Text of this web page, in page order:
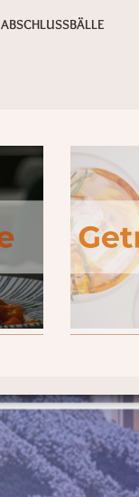
ABSCHLUSSBÄLLE